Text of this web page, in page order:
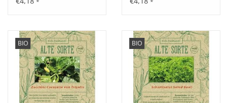
Aussaat:
Vorzucht von Mitte Januar - März, von März - Mai
Aussaat/auspflanzen im Gewächshaus, im Freiland von Mitte
BIO BIO